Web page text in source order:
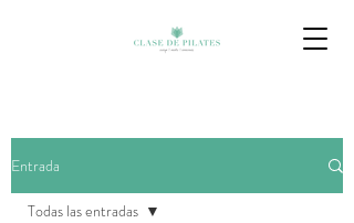
Entrada
Todas las entradas